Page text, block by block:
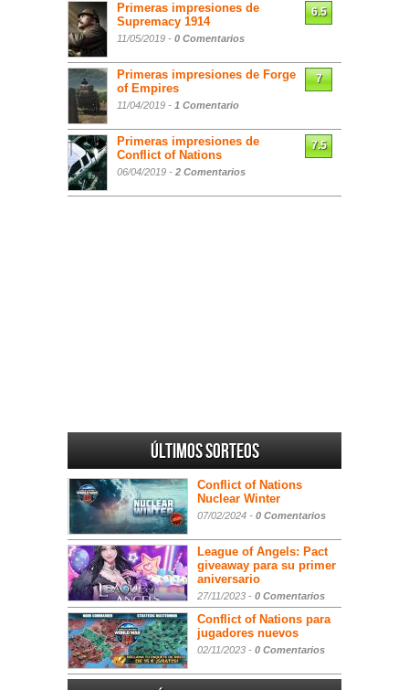
Primeras impresiones de
Supremacy 1914
11/05/2019 - 0 Comentarios
6.5
Primeras impresiones de Forge
of Empires
11/04/2019 - 1 Comentario
7
Primeras impresiones de
Conflict of Nations
06/04/2019 - 2 Comentarios
7.5
Últimos sorteos
Conflict of Nations
Nuclear Winter
07/02/2024 - 0 Comentarios
League of Angels: Pact
giveaway para su primer
aniversario
27/11/2023 - 0 Comentarios
Conflict of Nations para
jugadores nuevos
02/11/2023 - 0 Comentarios